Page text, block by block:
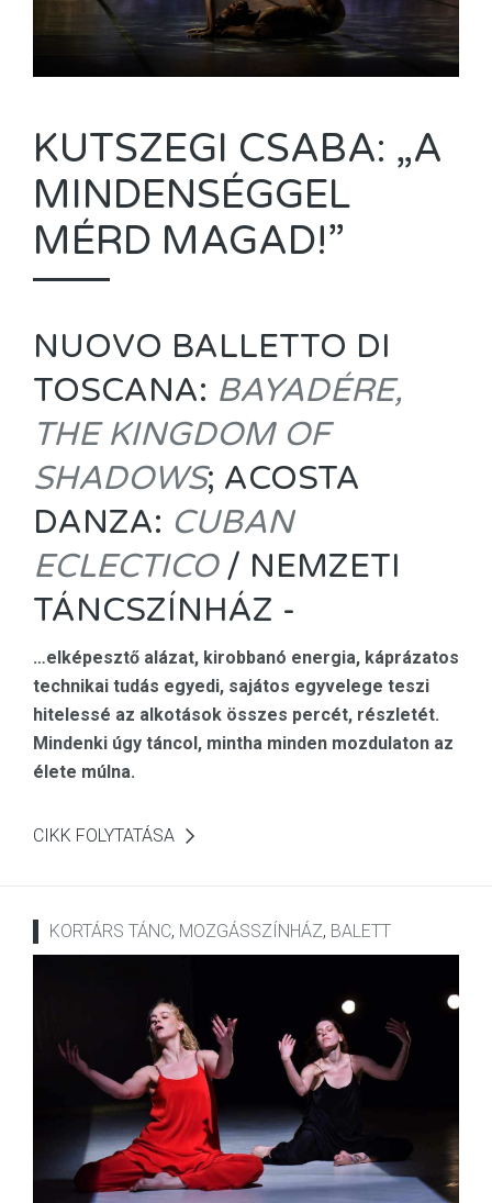
KUTSZEGI CSABA: „A
MINDENSÉGGEL
MÉRD MAGAD!”
NUOVO BALLETTO DI
TOSCANA: BAYADÉRE,
THE KINGDOM OF
SHADOWS; ACOSTA
DANZA: CUBAN
ECLECTICO/ NEMZETI
TÁNCSZÍNHÁZ -
…elképesztő alázat, kirobbanó energia, káprázatos
technikai tudás egyedi, sajátos egyvelege teszi
hitelessé az alkotások összes percét, részletét.
Mindenki úgy táncol, mintha minden mozdulaton az
élete múlna.
CIKK FOLYTATÁSA
KORTÁRS TÁNC, MOZGÁSSZÍNHÁZ, BALETT